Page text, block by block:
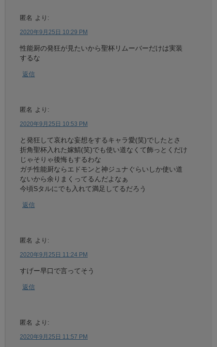
匿名 より:
2020年9月25日 10:29 PM
性能厨の発狂が見たいから聖杯リムーバーだけは実装
するな
返信
匿名 より:
2020年9月25日 10:53 PM
と発狂して哀れな妄想をするキャラ愛(笑)でしたとさ
折角聖杯入れた嫁鯖(笑)でも使い道なくて飾っとくだけ
じゃそりゃ後悔もするわな
ガチ性能厨ならエドモンと神ジュナぐらいしか使い道
ないから余りまくってるんだよなぁ
今頃Sタルにでも入れて満足してるだろう
返信
匿名 より:
2020年9月25日 11:24 PM
すげー早口で言ってそう
返信
匿名 より:
2020年9月25日 11:57 PM